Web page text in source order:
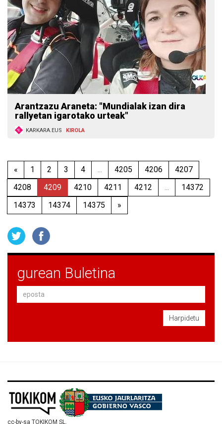
Arantzazu Araneta: "Mundialak izan dira
rallyetan igarotako urteak"
KARKARA.EUS KIROLA
« 1 2 3 4 ... 4205 4206
4207
4208
4209 4210 4211 4212 ...
14372
14373
14374 14375 »
gurean Buletina
Harpidetu
cc-by-sa TOKIKOM SL.